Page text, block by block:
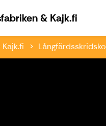
& Kajk.fi
Långfärdsskridsko